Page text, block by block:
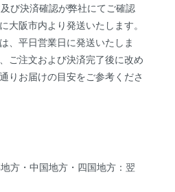
び決済確認が弊社にてご確認
大阪市内より発送いたします。
、平日営業日に発送いたしま
ご注文および決済完了後に改め
りお届けの目安をご参考くださ
方・中国地方・四国地方：翌